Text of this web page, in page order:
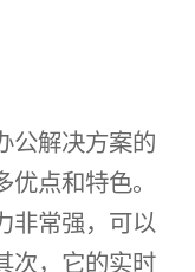
公解决方案的
点和特色。
非常强，可以
次，它的实时